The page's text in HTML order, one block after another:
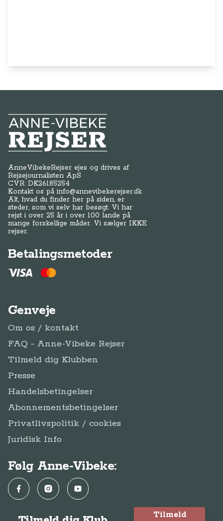
Anne-Vibeke Rejser
AnneVibekeRejser ejes og drives af
Rejsejournalisten ApS
CVR: DK26185254
Kontakt os påinfo@annevibekerejser.dk
Alt, hvad du finder her på siden, er
steder, som vi selv har besøgt. Vi har
rejst i over 25 år i over 100 lande på
mange forskellige måder. Vi sælger IKKE
rejser.
Betalingsmetoder
Genveje
Om os / kontakt
FAQ - Anne-Vibeke Rejser
Tilmeld dig Klubben
Presse
Handelsbetingelser
Abonnementsbetingelser
Privatlivspolitik / cookies
Juridisk Info
Følg Anne-Vibeke:
FacebookInstagramYouTube
Tilmeld